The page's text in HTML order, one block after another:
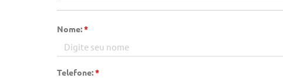
Nome:*
Telefone:*